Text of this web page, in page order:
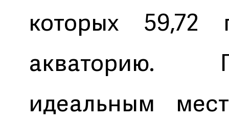
которых 59,72
акваторию.
идеальным